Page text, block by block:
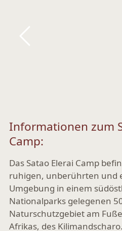
Zurück
Informationen zum
Camp:
Das Satao Elerai Camp
ruhigen, unberührten und
Umgebung in einem
Nationalparks gelegenen
Naturschutzgebiet am
Afrikas, des